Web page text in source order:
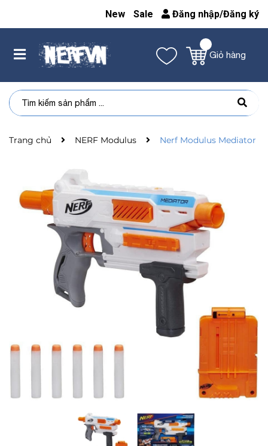
New Sale Đăng nhập/Đăng ký
Giỏ hàng
Trang chủ NERF Modulus Nerf Modulus Mediator